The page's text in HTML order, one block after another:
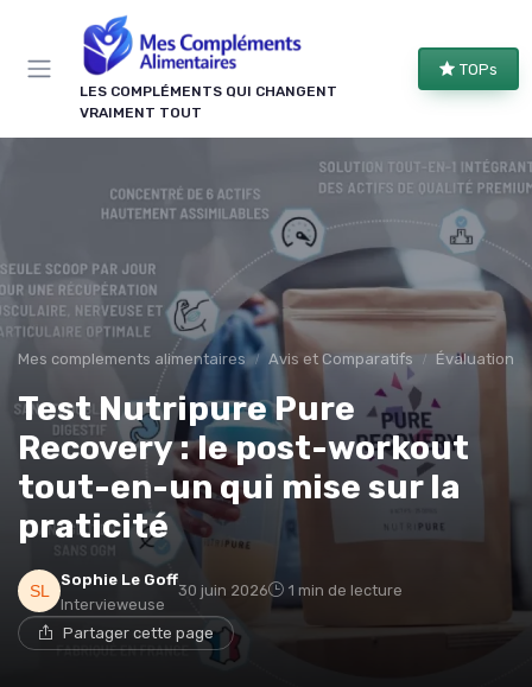
LES COMPLÉMENTS QUI CHANGENT
VRAIMENT TOUT
TOPs
Mes complements alimentaires Avis et Comparatifs Évaluations
Test Nutripure Pure
Recovery : le post-workout
tout-en-un qui mise sur la
praticité
Sophie Le Goff
Intervieweuse
30 juin 2026 1 min de lecture
Partager cette page
Panneau de gestion des cookies